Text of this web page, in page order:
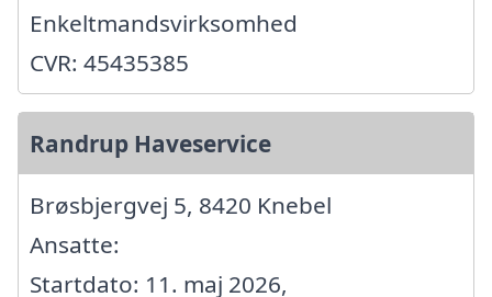
Enkeltmandsvirksomhed
CVR: 45435385
Randrup Haveservice
Brøsbjergvej 5, 8420 Knebel
Ansatte:
Startdato: 11. maj 2026,